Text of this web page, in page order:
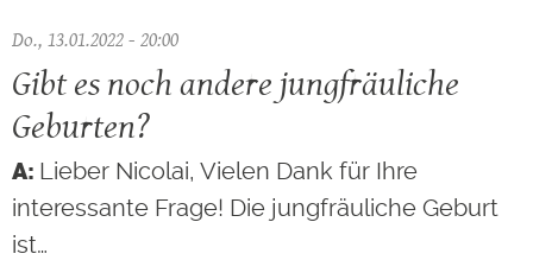
Do., 13.01.2022 - 20:00
Gibt es noch andere jungfräuliche
Geburten?
Lieber Nicolai, Vielen Dank für Ihre
interessante Frage! Die jungfräuliche Geburt
ist…